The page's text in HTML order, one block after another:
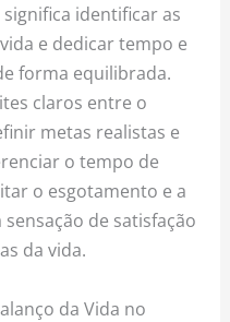
identificar as
e dedicar tempo e
forma equilibrada.
claros entre o
metas realistas e
o tempo de
o esgotamento e a
de satisfação
da vida.
da Vida no